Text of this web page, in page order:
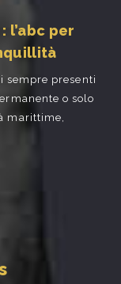
l’abc per
sempre presenti
o solo
marittime,